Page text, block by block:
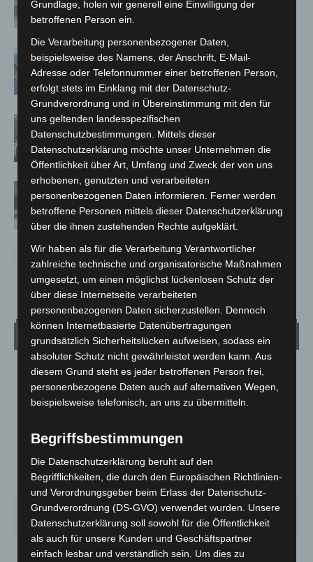
Notfallsanitäter starten beim Roten
Kreuz
Mann läuft mit Hockeyschläger über
A7 – Polizei sucht Zeugen
Celle: Mensch stirbt bei Bagger-Unfall
auf Baustelle
Gasleitung bei McDonald’s-Umbau in
Langenhagen beschädigt
Wetter
LANGENHAGEN
Klarer Himmel
20.9
SA.
21°
SO.
34°
MO.
29°
DI.
23°
MI.
26
Grundlage, holen wir generell eine Einwilligung der
betroffenen Person ein.
Die Verarbeitung personenbezogener Daten,
beispielsweise des Namens, der Anschrift, E-Mail-
Adresse oder Telefonnummer einer betroffenen Person,
erfolgt stets im Einklang mit der Datenschutz-
Grundverordnung und in Übereinstimmung mit den für
uns geltenden landesspezifischen
Datenschutzbestimmungen. Mittels dieser
Datenschutzerklärung möchte unser Unternehmen die
Öffentlichkeit über Art, Umfang und Zweck der von uns
erhobenen, genutzten und verarbeiteten
personenbezogenen Daten informieren. Ferner werden
betroffene Personen mittels dieser Datenschutzerklärung
über die ihnen zustehenden Rechte aufgeklärt.
Wir haben als für die Verarbeitung Verantwortlicher
zahlreiche technische und organisatorische Maßnahmen
umgesetzt, um einen möglichst lückenlosen Schutz der
über diese Internetseite verarbeiteten
personenbezogenen Daten sicherzustellen. Dennoch
können Internetbasierte Datenübertragungen
grundsätzlich Sicherheitslücken aufweisen, sodass ein
absoluter Schutz nicht gewährleistet werden kann. Aus
diesem Grund steht es jeder betroffenen Person frei,
personenbezogene Daten auch auf alternativen Wegen,
beispielsweise telefonisch, an uns zu übermitteln.
Begriffsbestimmungen
Die Datenschutzerklärung beruht auf den
Begrifflichkeiten, die durch den Europäischen Richtlinien-
und Verordnungsgeber beim Erlass der Datenschutz-
Grundverordnung (DS-GVO) verwendet wurden. Unsere
Datenschutzerklärung soll sowohl für die Öffentlichkeit
als auch für unsere Kunden und Geschäftspartner
einfach lesbar und verständlich sein. Um dies zu